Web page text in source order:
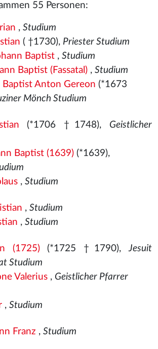
55 Personen:
, Studium
( †1730), Priester Studium
Baptist, Studium
Baptist (Fassatal), Studium
Baptist Anton Gereon (*1673
Mönch Studium
(*1706 †1748), Geistlicher
Baptist (1639)(*1639),
, Studium
, Studium
, Studium
(1725)(*1725 †1790),Jesuit
Studium
Valerius, Geistlicher Pfarrer
, Studium
Franz , Studium